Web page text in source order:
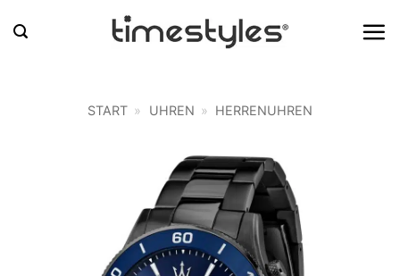
Inhalt
START » UHREN » HERRENUHREN